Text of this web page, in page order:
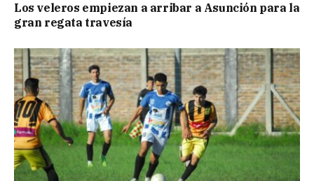
Los veleros empiezan a arribar a Asunción para la
gran regata travesía